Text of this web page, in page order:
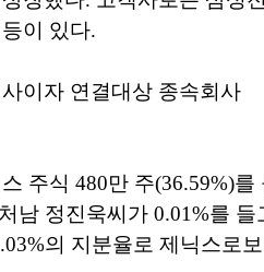
이 있다.
이자 연결대상 종속회사
주식 480만 주(36.59%)를
남 정진욱씨가 0.01%를 들
의 지분율로 제닉스로보